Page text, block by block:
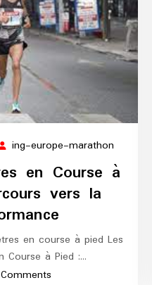
ing-europe-marathon
europe-
marathon
en Course à
vers la
en course à pied Les
Course à Pied :…